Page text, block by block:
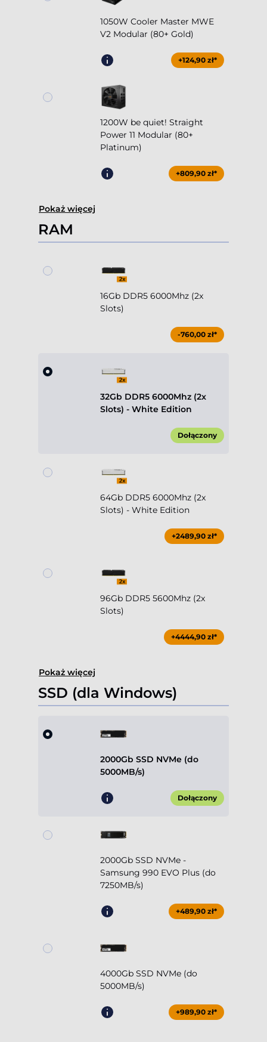
1050W Cooler Master MWE
V2 Modular (80+ Gold)
+124,90 zł*
1200W be quiet! Straight
Power 11 Modular (80+
Platinum)
+809,90 zł*
Pokaż więcej
RAM
16Gb DDR5 6000Mhz (2x
Slots)
-760,00 zł*
32Gb DDR5 6000Mhz (2x
Slots) - White Edition
Dołączony
64Gb DDR5 6000Mhz (2x
Slots) - White Edition
+2489,90 zł*
96Gb DDR5 5600Mhz (2x
Slots)
+4444,90 zł*
Pokaż więcej
SSD (dla Windows)
2000Gb SSD NVMe (do
5000MB/s)
Dołączony
2000Gb SSD NVMe -
Samsung 990 EVO Plus (do
7250MB/s)
+489,90 zł*
4000Gb SSD NVMe (do
5000MB/s)
+989,90 zł*